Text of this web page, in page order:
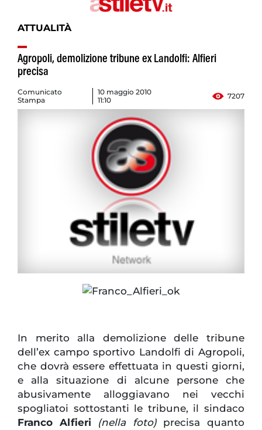
ATTUALITÀ
Agropoli, demolizione tribune ex Landolfi: Alfieri
precisa
Comunicato
Stampa
10 maggio 2010
11:10
7207
In merito alla demolizione delle tribune
dell’ex campo sportivo Landolfi di Agropoli,
che dovrà essere effettuata in questi giorni,
e alla situazione di alcune persone che
abusivamente alloggiavano nei vecchi
spogliatoi sottostanti le tribune, il sindaco
Franco Alfieri
(nella foto)precisa quanto